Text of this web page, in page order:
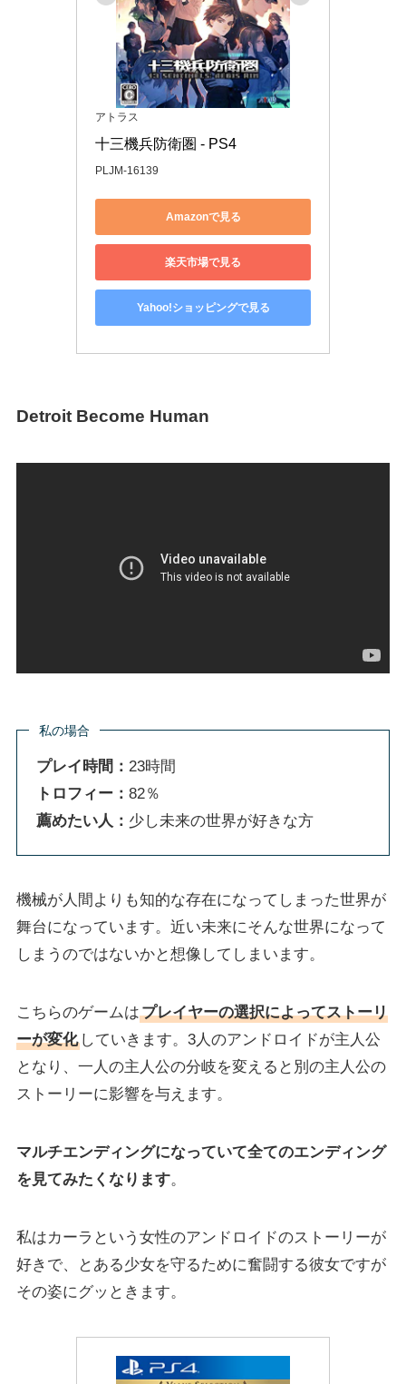
アトラス
十三機兵防衛圏 - PS4
PLJM-16139
Amazonで見る
楽天市場で見る
Yahoo!ショッピングで見る
Detroit Become Human
私の場合
プレイ時間：23時間
トロフィー：82％
薦めたい人： 少し未来の世界が好きな方
機械が人間よりも知的な存在になってしまった世界が
舞台になっています。近い未来にそんな世界になって
しまうのではないかと想像してしまいます。
こちらのゲームはプレイヤーの選択によってストーリ
ーが変化していきます。3人のアンドロイドが主人公
となり、一人の主人公の分岐を変えると別の主人公の
ストーリーに影響を与えます。
マルチエンディングになっていて全てのエンディング
を見てみたくなります。
私はカーラという女性のアンドロイドのストーリーが
好きで、とある少女を守るために奮闘する彼女ですが
その姿にグッときます。